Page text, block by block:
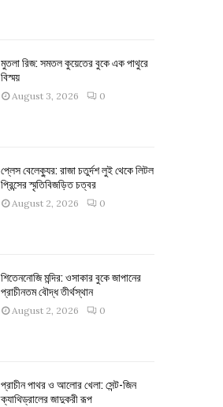
মুতলা রিজ: সমতল কুয়েতের বুকে এক পাথুরে
বিস্ময়
August 3, 2026 0
প্লেস বেলেক্যুর: রাজা চতুর্দশ লুই থেকে লিটল
প্রিন্সের স্মৃতিবিজড়িত চত্বর
August 2, 2026 0
শিতেননোজি মন্দির: ওসাকার বুকে জাপানের
প্রাচীনতম বৌদ্ধ তীর্থস্থান
August 2, 2026 0
প্রাচীন পাথর ও আলোর খেলা: সেন্ট-জিন
ক্যাথিড্রালের জাদুকরী রূপ